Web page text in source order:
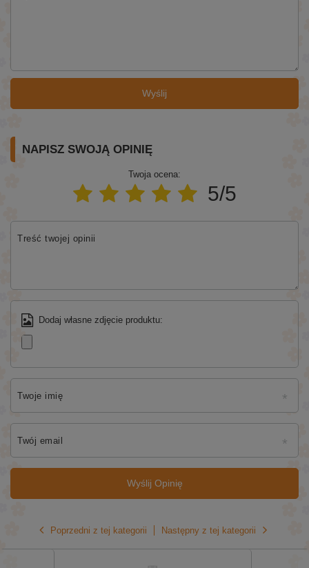
Wyślij
NAPISZ SWOJĄ OPINIĘ
Twoja ocena:
5/5
Treść twojej opinii
Dodaj własne zdjęcie produktu:
Twoje imię
Twój email
Wyślij Opinię
Poprzedni z tej kategorii Następny z tej kategorii